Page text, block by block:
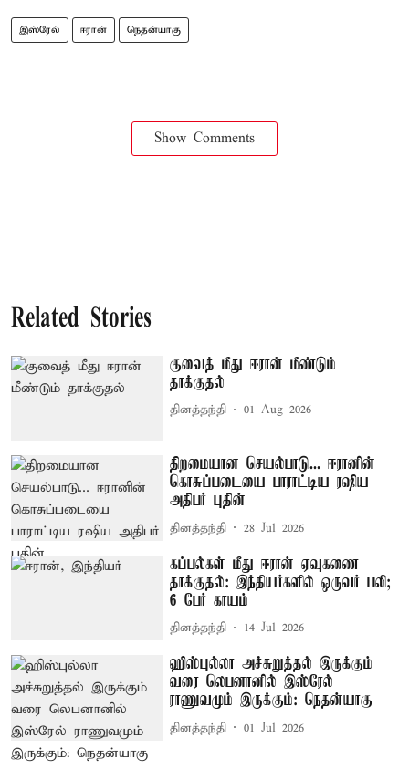
இஸ்ரேல் ஈரான் நெதன்யாகு
Show Comments
Related Stories
குவைத் மீது ஈரான் மீண்டும்
தாக்குதல்
தினத்தந்தி 01 Aug 2026
திறமையான செயல்பாடு... ஈரானின்
கொசுப்படையை பாராட்டிய ரஷிய
அதிபர் புதின்
தினத்தந்தி 28 Jul 2026
கப்பல்கள் மீது ஈரான் ஏவுகணை
தாக்குதல்: இந்தியர்களில் ஒருவர் பலி;
6 பேர் காயம்
தினத்தந்தி 14 Jul 2026
ஹிஸ்புல்லா அச்சுறுத்தல் இருக்கும்
வரை லெபனானில் இஸ்ரேல்
ராணுவமும் இருக்கும்: நெதன்யாகு
தினத்தந்தி 01 Jul 2026